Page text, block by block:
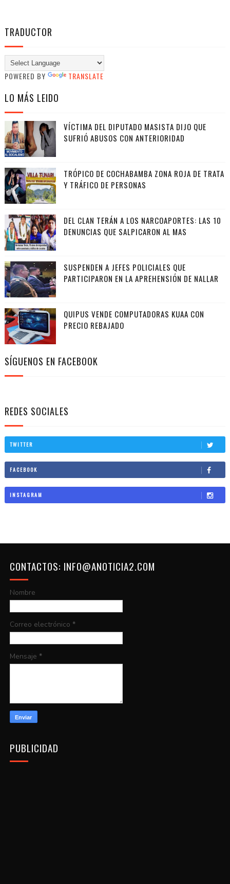
TRADUCTOR
POWERED BY TRANSLATE
LO MÁS LEIDO
VÍCTIMA DEL DIPUTADO MASISTA DIJO QUE
SUFRIÓ ABUSOS CON ANTERIORIDAD
TRÓPICO DE COCHABAMBA ZONA ROJA DE TRATA
Y TRÁFICO DE PERSONAS
DEL CLAN TERÁN A LOS NARCOAPORTES: LAS 10
DENUNCIAS QUE SALPICARON AL MAS
SUSPENDEN A JEFES POLICIALES QUE
PARTICIPARON EN LA APREHENSIÓN DE NALLAR
QUIPUS VENDE COMPUTADORAS KUAA CON
PRECIO REBAJADO
SÍGUENOS EN FACEBOOK
REDES SOCIALES
TWITTER
FACEBOOK
INSTAGRAM
CONTACTOS: INFO@ANOTICIA2.COM
Nombre
Correo electrónico *
Mensaje *
PUBLICIDAD